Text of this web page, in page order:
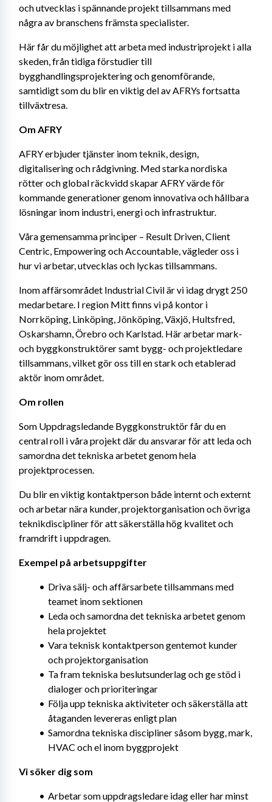
och utvecklas i spännande projekt tillsammans med
några av branschens främsta specialister.
Här får du möjlighet att arbeta med industriprojekt i alla
skeden, från tidiga förstudier till
bygghandlingsprojektering och genomförande,
samtidigt som du blir en viktig del av AFRYs fortsatta
tillväxtresa.
Om AFRY
AFRY erbjuder tjänster inom teknik, design,
digitalisering och rådgivning. Med starka nordiska
rötter och global räckvidd skapar AFRY värde för
kommande generationer genom innovativa och hållbara
lösningar inom industri, energi och infrastruktur.
Våra gemensamma principer – Result Driven, Client
Centric, Empowering och Accountable, vägleder oss i
hur vi arbetar, utvecklas och lyckas tillsammans.
Inom affärsområdet Industrial Civil är vi idag drygt 250
medarbetare. I region Mitt finns vi på kontor i
Norrköping, Linköping, Jönköping, Växjö, Hultsfred,
Oskarshamn, Örebro och Karlstad. Här arbetar mark-
och byggkonstruktörer samt bygg- och projektledare
tillsammans, vilket gör oss till en stark och etablerad
aktör inom området.
Om rollen
Som Uppdragsledande Byggkonstruktör får du en
central roll i våra projekt där du ansvarar för att leda och
samordna det tekniska arbetet genom hela
projektprocessen.
Du blir en viktig kontaktperson både internt och externt
och arbetar nära kunder, projektorganisation och övriga
teknikdiscipliner för att säkerställa hög kvalitet och
framdrift i uppdragen.
Exempel på arbetsuppgifter
Driva sälj- och affärsarbete tillsammans med
teamet inom sektionen
Leda och samordna det tekniska arbetet genom
hela projektet
Vara teknisk kontaktperson gentemot kunder
och projektorganisation
Ta fram tekniska beslutsunderlag och ge stöd i
dialoger och prioriteringar
Följa upp tekniska aktiviteter och säkerställa att
åtaganden levereras enligt plan
Samordna tekniska discipliner såsom bygg, mark,
HVAC och el inom byggprojekt
Vi söker dig som
Arbetar som uppdragsledare idag eller har minst